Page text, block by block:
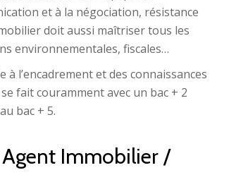
et à la négociation, résistance
doit aussi maîtriser tous les
environnementales, fiscales…
à l’encadrement et des connaissances
fait couramment avec un bac + 2
bac + 5.
Agent Immobilier /